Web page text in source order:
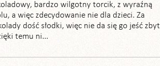
bardzo wilgotny torcik, z wyraźną
a więc zdecydowanie nie dla dzieci. Za
dość słodki, więc nie da się go jeść zbyt
temu ni...